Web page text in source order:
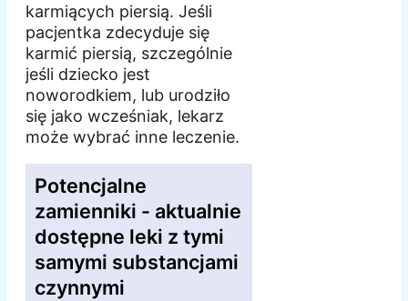
karmiących piersią. Jeśli
pacjentka zdecyduje się
karmić piersią, szczególnie
jeśli dziecko jest
noworodkiem, lub urodziło
się jako wcześniak, lekarz
może wybrać inne leczenie.
Potencjalne
zamienniki - aktualnie
dostępne leki z tymi
samymi substancjami
czynnymi